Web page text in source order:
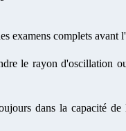
examens complets avant
le rayon d'oscillation
dans la capacité